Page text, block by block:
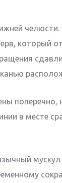
челюсти.
который
поперечно,
в месте